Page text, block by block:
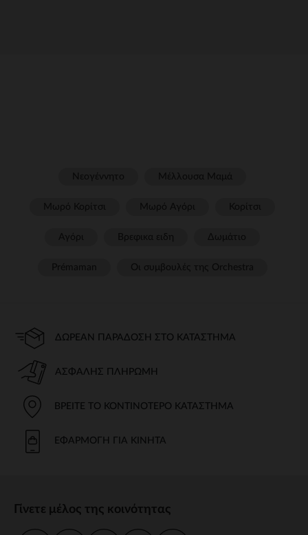
ΔΩΡΕΆΝ ΠΑΡΆΔΟΣΗ ΣΤΟ ΚΑΤΆΣΤΗΜΑ
ΑΣΦΑΛΉΣ ΠΛΗΡΩΜΉ
ΒΡΕΊΤΕ ΤΟ ΚΟΝΤΙΝΌΤΕΡΟ ΚΑΤΆΣΤΗΜΑ
ΕΦΑΡΜΟΓΉ ΓΙΑ ΚΙΝΗΤΆ
Γίνετε μέλος της κοινότητας